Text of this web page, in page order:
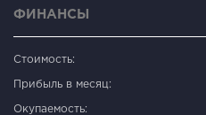
ФИНАНСЫ
Стоимость:
Прибыль в месяц:
Окупаемость: